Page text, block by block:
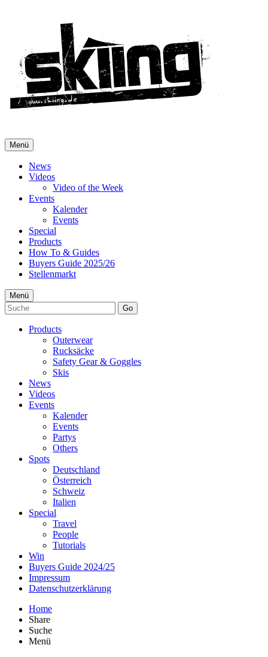
Menü
News
Videos
Video of the Week
Events
Kalender
Events
Special
Products
How To & Guides
Buyers Guide 2025/26
Stellenmarkt
Menü
Go
Products
Outerwear
Rucksäcke
Safety Gear & Goggles
Skis
News
Videos
Events
Kalender
Events
Partys
Others
Spots
Deutschland
Österreich
Schweiz
Italien
Special
Travel
People
Tutorials
Win
Buyers Guide 2024/25
Impressum
Datenschutzerklärung
Home
Share
Suche
Menü